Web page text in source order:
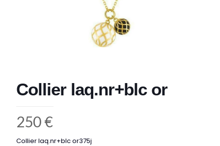
Collier laq.nr+blc or
250€
Collier laq.nr+blc or375j